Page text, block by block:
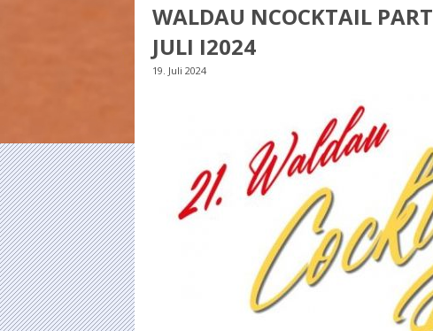
WALDAU NCOCKTAIL
JULI I2024
19. Juli 2024